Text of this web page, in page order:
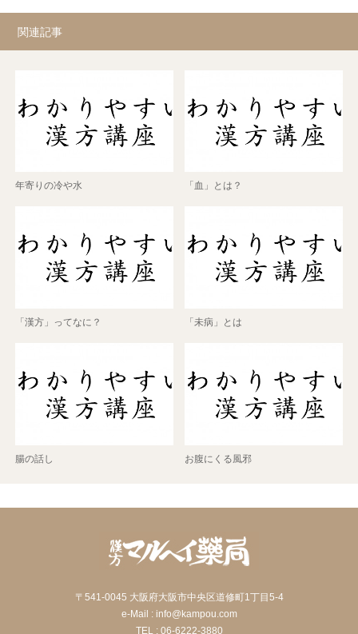
関連記事
年寄りの冷や水 「血」とは？
「漢方」ってなに？ 「未病」とは
腸の話し お腹にくる風邪
〒541-0045 大阪府大阪市中央区道修町1丁目5-4
e-Mail : info@kampou.com
TEL : 06-6222-3880